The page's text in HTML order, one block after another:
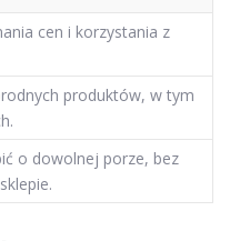
cen i korzystania z
produktów, w tym
o dowolnej porze, bez